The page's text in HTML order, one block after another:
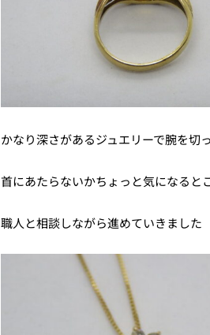
かなり深さがあるジュエリーで腕を切
首にあたらないかちょっと気になると
職人と相談しながら進めていきました